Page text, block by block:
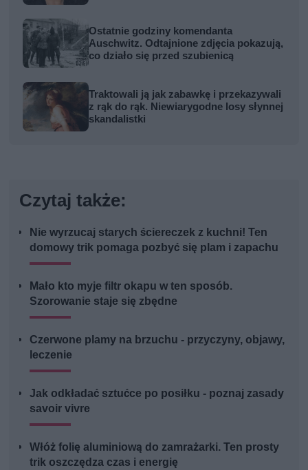
Ostatnie godziny komendanta
Auschwitz. Odtajnione zdjęcia pokazują,
co działo się przed szubienicą
Traktowali ją jak zabawkę i przekazywali
z rąk do rąk. Niewiarygodne losy słynnej
skandalistki
Czytaj także:
Nie wyrzucaj starych ściereczek z kuchni! Ten
domowy trik pomaga pozbyć się plam i zapachu
Mało kto myje filtr okapu w ten sposób.
Szorowanie staje się zbędne
Czerwone plamy na brzuchu - przyczyny, objawy,
leczenie
Jak odkładać sztućce po posiłku - poznaj zasady
savoir vivre
Włóż folię aluminiową do zamrażarki. Ten prosty
trik oszczędza czas i energię